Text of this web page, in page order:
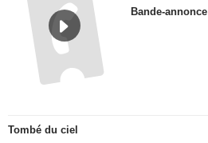
Bande-annonce
Tombé du ciel